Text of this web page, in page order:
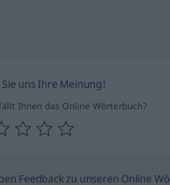
Sie uns Ihre Meinung!
Ihnen das Online Wörterbuch?
Feedback zu unseren Online